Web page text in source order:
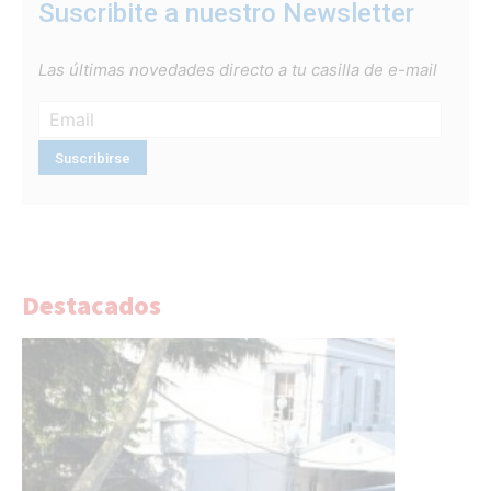
Suscribite a nuestro Newsletter
Las últimas novedades directo a tu casilla de e-mail
Destacados